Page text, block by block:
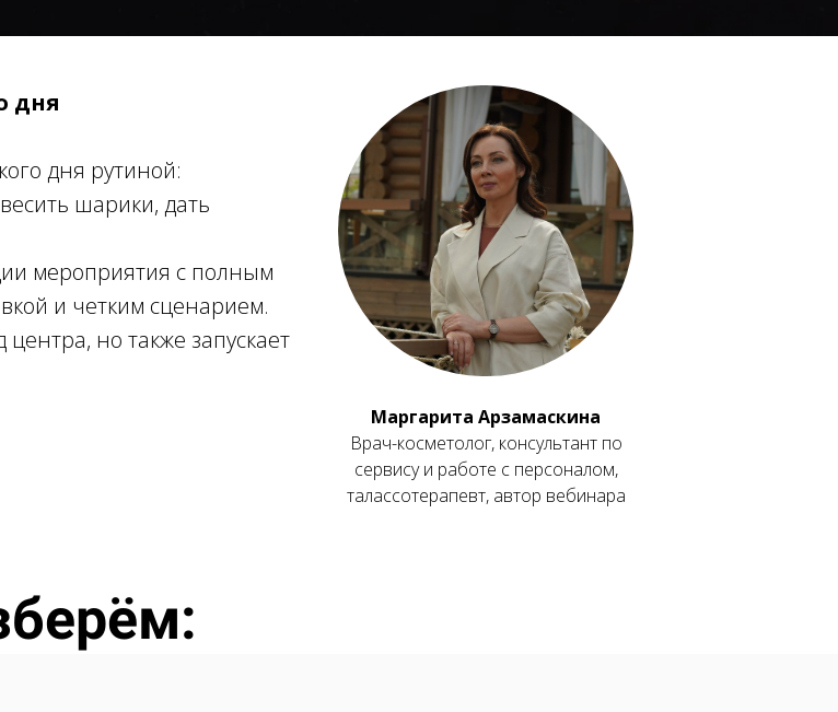
дня
дня рутиной:
шарики, дать
мероприятия с полным
и четким сценарием.
но также запускает
Маргарита Арзамаскина
Врач-косметолог, консультант по
сервису и работе с персоналом,
талассотерапевт, автор вебинара